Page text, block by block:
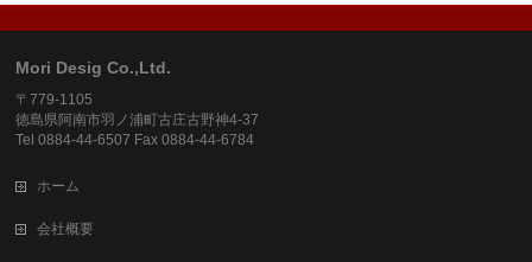
Mori Desig Co.,Ltd.
〒779-1105
徳島県阿南市羽ノ浦町古庄古野神4-37
Tel 0884-44-6507 Fax 0884-44-6784
ホーム
会社概要